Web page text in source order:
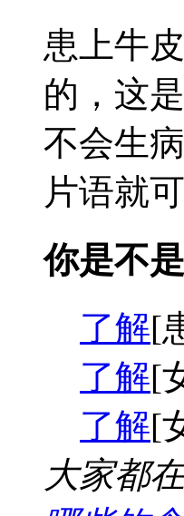
患上牛
的，这
不会生
片语就
你是不
了解[
了解[
了解[
大家都